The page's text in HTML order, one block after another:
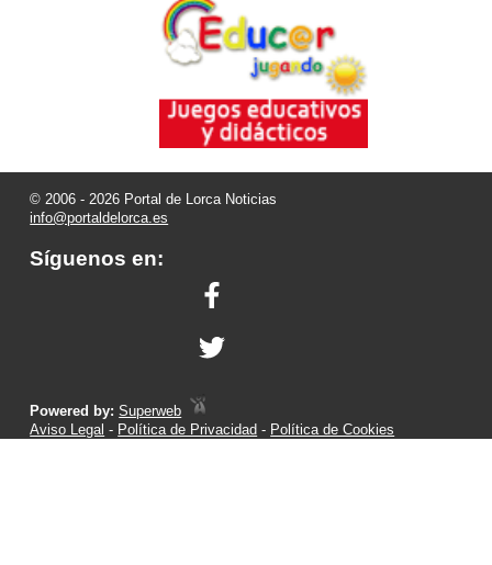
© 2006 - 2026 Portal de Lorca Noticias
info@portaldelorca.es
Síguenos en:
Powered by:Superweb
Aviso Legal - Política de Privacidad - Política de Cookies